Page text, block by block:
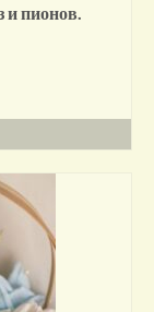
и пионов.